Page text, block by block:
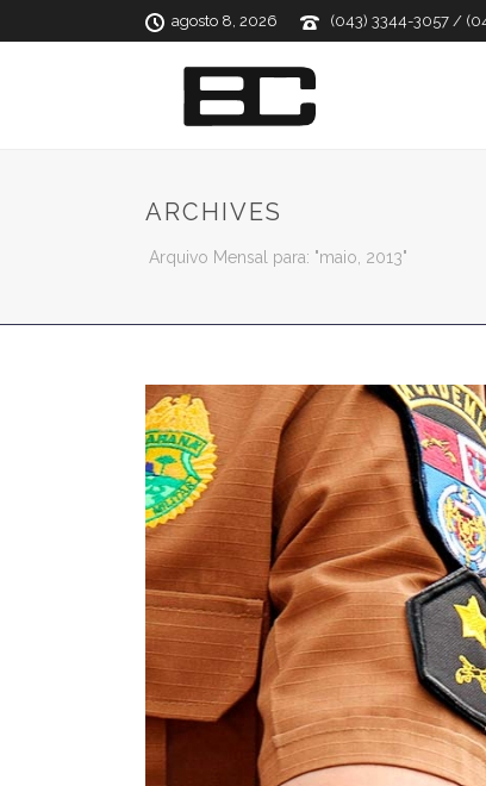
agosto 8, 2026 (043) 3344-3057 /
ARCHIVES
Arquivo Mensal para: "maio, 2013"